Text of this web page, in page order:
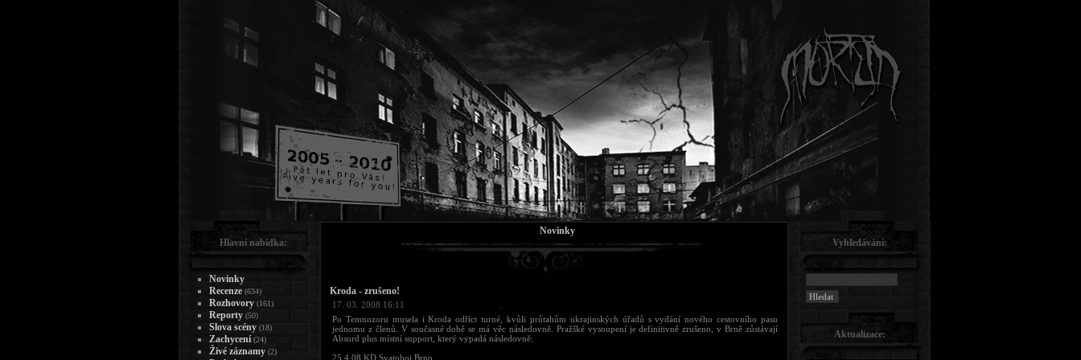
Novinky
Kroda - zrušeno!
17. 03. 2008 16:11
Po Temnozoru musela i Kroda odříct turné, kvůli průtahům ukrajinských úřadů s vydání nového cestovního pasu
jednomu z členů. V současné době se má věc následovně. Pražšké vysoupení je definitivně zrušeno, v Brně zůstávají
Absurd plus místní support, který vypadá následovně:
25.4.08 KD Svatoboj Brno
Hlavní nabídka:
Novinky
Recenze (634)
Rozhovory (161)
Reporty (50)
Slova scény (18)
Zachycení (24)
Živé záznamy (2)
Vyhledávání:
Aktualizace: